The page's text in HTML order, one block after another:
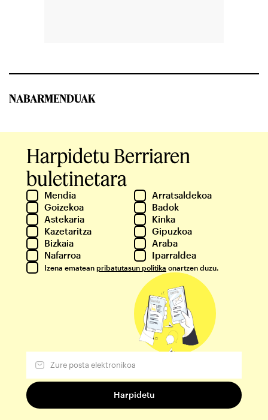
NABARMENDUAK
Harpidetu Berriaren
buletinetara
Mendia
Arratsaldekoa
Goizekoa
Badok
Astekaria
Kinka
Kazetaritza
Gipuzkoa
Bizkaia
Araba
Nafarroa
Iparraldea
Izena ematean pribatutasun politika onartzen duzu.